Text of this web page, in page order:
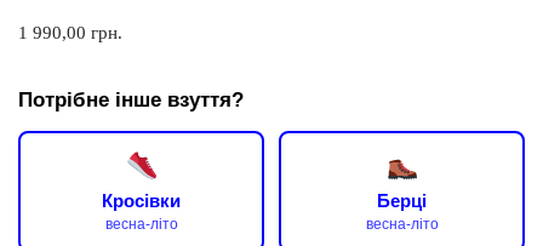
1 990,00 грн.
Потрібне інше взуття?
Кросівки
весна-літо
Берці
весна-літо